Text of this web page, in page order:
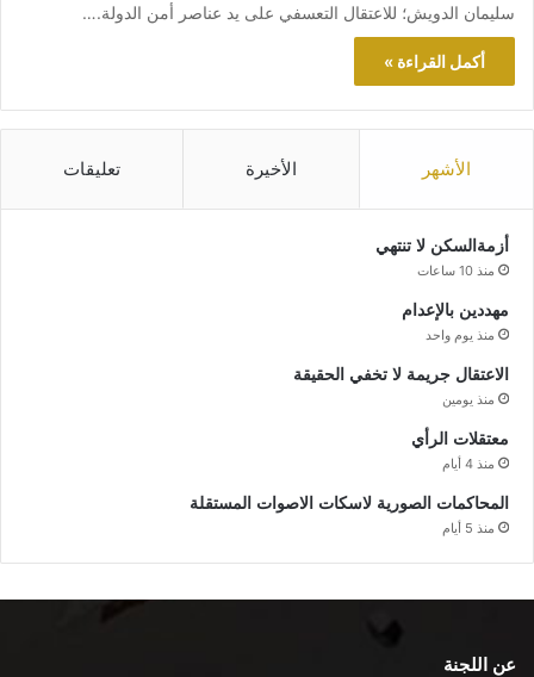
سليمان الدويش؛ للاعتقال التعسفي على يد عناصر أمن الدولة.…
أكمل القراءة »
الأشهر الأخيرة تعليقات
أزمةالسكن لا تنتهي
منذ 10 ساعات
مهددين بالإعدام
منذ يوم واحد
الاعتقال جريمة لا تخفي الحقيقة
منذ يومين
معتقلات الرأي
منذ 4 أيام
المحاكمات الصورية لاسكات الاصوات المستقلة
منذ 5 أيام
عن اللجنة